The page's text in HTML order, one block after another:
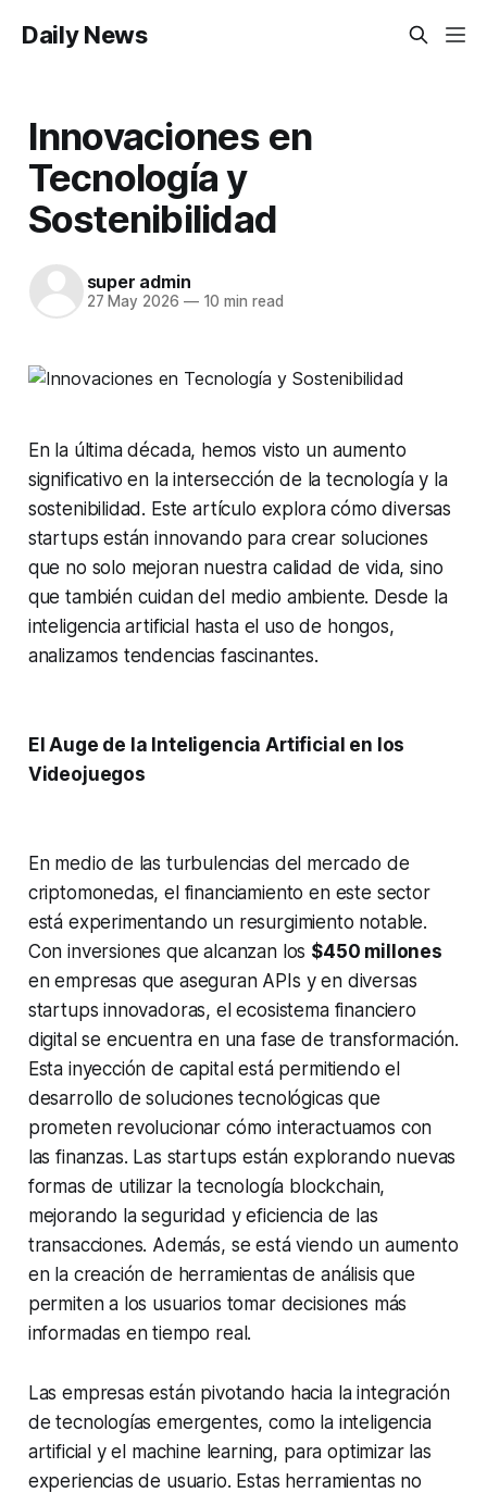
Daily News
Innovaciones en
Tecnología y
Sostenibilidad
super admin
27 May 2026 —10 min read
En la última década, hemos visto un aumento
significativo en la intersección de la tecnología y la
sostenibilidad. Este artículo explora cómo diversas
startups están innovando para crear soluciones
que no solo mejoran nuestra calidad de vida, sino
que también cuidan del medio ambiente. Desde la
inteligencia artificial hasta el uso de hongos,
analizamos tendencias fascinantes.
El Auge de la Inteligencia Artificial en los
Videojuegos
En medio de las turbulencias del mercado de
criptomonedas, el financiamiento en este sector
está experimentando un resurgimiento notable.
Con inversiones que alcanzan los $450 millones
en empresas que aseguran APIs y en diversas
startups innovadoras, el ecosistema financiero
digital se encuentra en una fase de transformación.
Esta inyección de capital está permitiendo el
desarrollo de soluciones tecnológicas que
prometen revolucionar cómo interactuamos con
las finanzas. Las startups están explorando nuevas
formas de utilizar la tecnología blockchain,
mejorando la seguridad y eficiencia de las
transacciones. Además, se está viendo un aumento
en la creación de herramientas de análisis que
permiten a los usuarios tomar decisiones más
informadas en tiempo real.
Las empresas están pivotando hacia la integración
de tecnologías emergentes, como la inteligencia
artificial y el machine learning, para optimizar las
experiencias de usuario. Estas herramientas no